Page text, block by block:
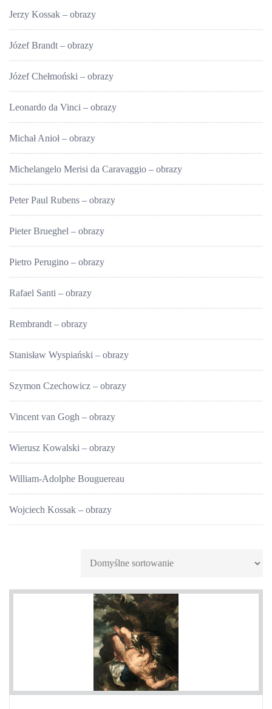
Jerzy Kossak – obrazy
Józef Brandt – obrazy
Józef Chełmoński – obrazy
Leonardo da Vinci – obrazy
Michał Anioł – obrazy
Michelangelo Merisi da Caravaggio – obrazy
Peter Paul Rubens – obrazy
Pieter Brueghel – obrazy
Pietro Perugino – obrazy
Rafael Santi – obrazy
Rembrandt – obrazy
Stanisław Wyspiański – obrazy
Szymon Czechowicz – obrazy
Vincent van Gogh – obrazy
Wierusz Kowalski – obrazy
William-Adolphe Bouguereau
Wojciech Kossak – obrazy